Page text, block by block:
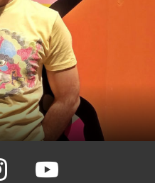
instagram youtube